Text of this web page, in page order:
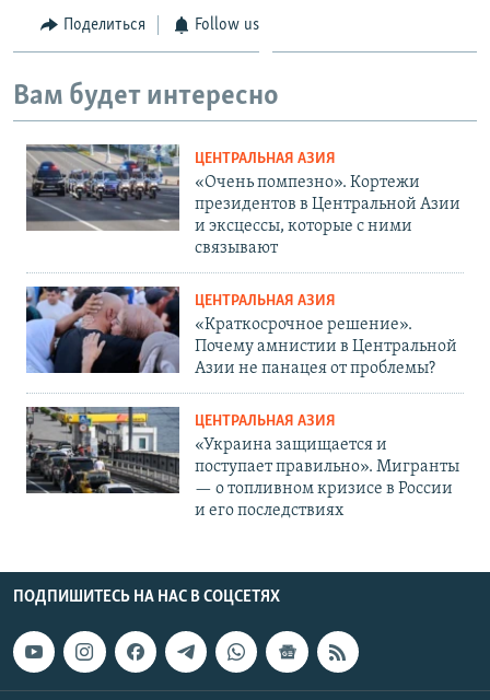
Поделиться Follow us
Вам будет интересно
ЦЕНТРАЛЬНАЯ АЗИЯ
«Очень помпезно». Кортежи
президентов в Центральной Азии
и эксцессы, которые с ними
связывают
ЦЕНТРАЛЬНАЯ АЗИЯ
«Краткосрочное решение».
Почему амнистии в Центральной
Азии не панацея от проблемы?
ЦЕНТРАЛЬНАЯ АЗИЯ
«Украина защищается и
поступает правильно». Мигранты
— о топливном кризисе в России
и его последствиях
ПОДПИШИТЕСЬ НА НАС В СОЦСЕТЯХ